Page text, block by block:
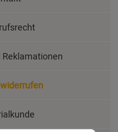
Reklamationen